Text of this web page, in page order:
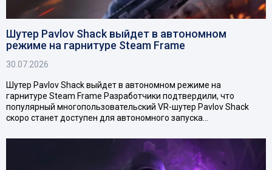
Шутер Pavlov Shack выйдет в автономном
режиме на гарнитуре Steam Frame
30.07.2026
Шутер Pavlov Shack выйдет в автономном режиме на
гарнитуре Steam Frame Разработчики подтвердили, что
популярный многопользовательский VR-шутер Pavlov Shack
скоро станет доступен для автономного запуска…